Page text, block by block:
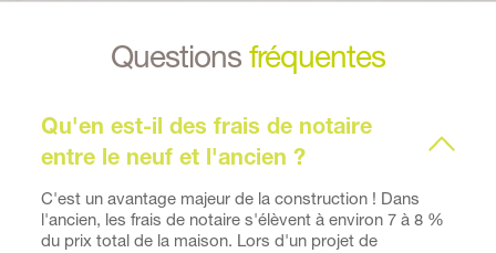
Questions fréquentes
Qu'en est-il des frais de notaire
C'est un avantage majeur de la construction ! Dans
l'ancien, les frais de notaire s'élèvent à environ 7 à 8 %
du prix total de la maison. Lors d'un projet de